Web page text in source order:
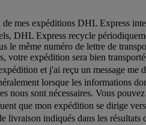
mes expéditions DHL Express
DHL Express recycle
le même numéro de lettre de
votre expédition sera bien
et j'ai reçu un message me
lorsque les informations
nous sont nécessaires. Vous
que mon expédition se dirige
livraison indiqués dans les